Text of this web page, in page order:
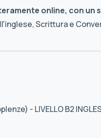
online, con un
Scrittura e
- LIVELLO B2